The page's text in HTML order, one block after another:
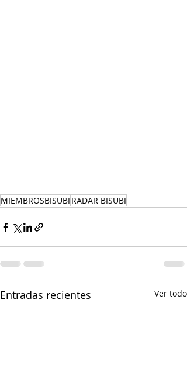
MIEMBROSBISUBI RADAR BISUBI
Entradas recientes Ver todo